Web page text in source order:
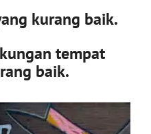
kurang baik.
tempat
baik.